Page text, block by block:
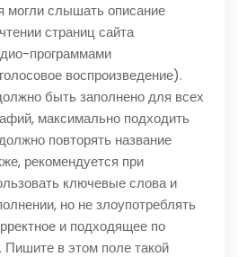
могли слышать описание
страниц сайта
программами
воспроизведение).
быть заполнено для всех
максимально подходить
повторять название
рекомендуется при
ключевые слова и
но не злоупотреблять
и подходящее по
в этом поле такой